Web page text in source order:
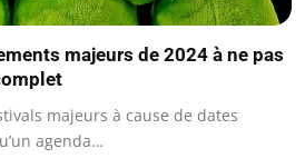
majeurs de 2024 à ne pas
majeurs à cause de dates
agenda…